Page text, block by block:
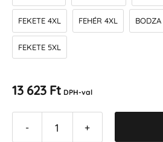
FEKETE 4XL FEHÉR 4XL BODZA
FEKETE 5XL
13 623 Ft DPH-val
- +